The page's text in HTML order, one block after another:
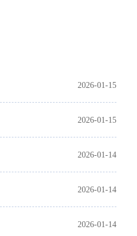
2026-01-15
2026-01-15
2026-01-14
2026-01-14
2026-01-14